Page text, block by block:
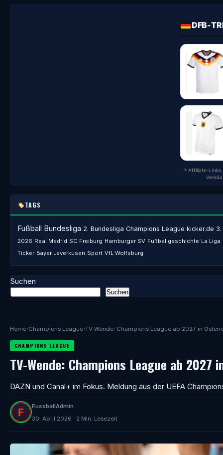
Home›Champions League›TV-Wende: Champions League ab 2027 in
CHAMPIONS LEAGUE
TV-Wende: Champions League ab 2027
DAZN und Canal+ im Fokus. Meldung aus der UEFA
FussballAdmin
30. April 2026 · 2 Min. Lesezeit
DFB-
* Affiliate-
TAGS
Fußball Bundesliga 2. Bundesliga Champions League kicker.de 3.
2026 Real Madrid SC Freiburg Hamburger SV Fußballgeschichte La Liga
Ticker Bayer Leverkusen Sport VfL Wolfsburg
Suchen
Suchen